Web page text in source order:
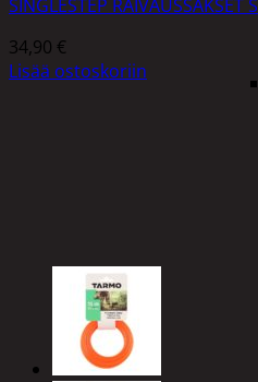
SINGLESTEP RAIVAUSSAKSET S
34,90 €
Lisää ostoskoriin